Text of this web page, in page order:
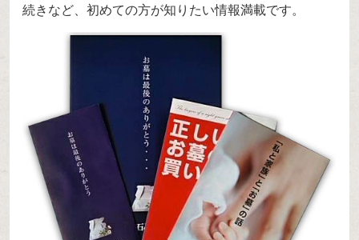
続きなど、初めての方が知りたい情報満載です。